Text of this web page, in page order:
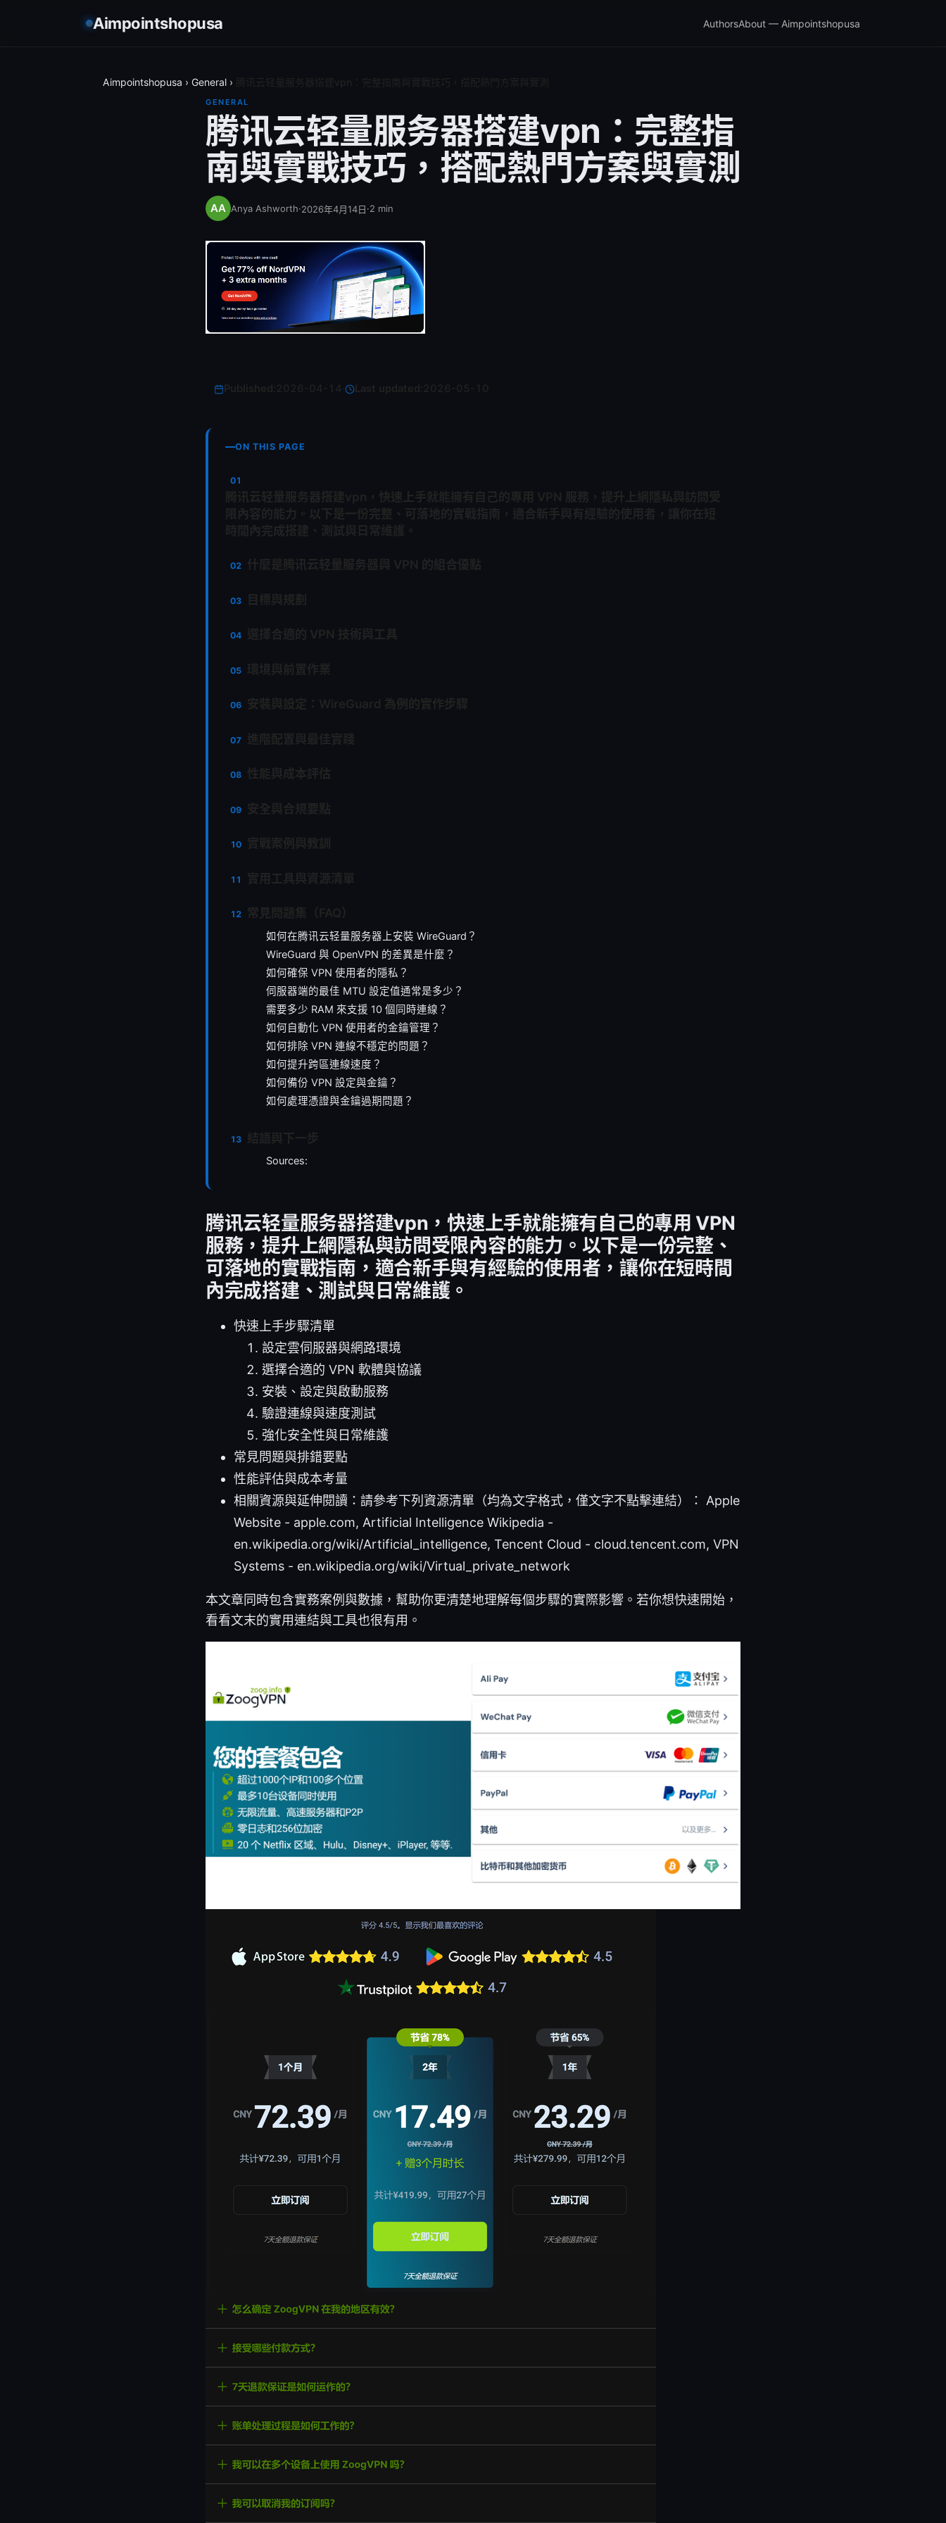
Aimpointshopusa AuthorsAbout — Aimpointshopusa
Aimpointshopusa › General ›
GENERAL
腾讯云轻量服务器搭建vpn：完整指
南與實戰技巧，搭配熱門方案與實測
Anya Ashworth·2026年4月14日·2 min
Last updated:
ON THIS PAGE
如何在腾讯云轻量服务器上安裝 WireGuard？
WireGuard 與 OpenVPN 的差異是什麼？
如何確保 VPN 使用者的隱私？
伺服器端的最佳 MTU 設定值通常是多少？
需要多少 RAM 來支援 10 個同時連線？
如何自動化 VPN 使用者的金鑰管理？
如何排除 VPN 連線不穩定的問題？
如何提升跨區連線速度？
如何備份 VPN 設定與金鑰？
如何處理憑證與金鑰過期問題？
Sources:
腾讯云轻量服务器搭建vpn，快速上手就能擁有自己的專用 VPN
服務，提升上網隱私與訪問受限內容的能力。以下是一份完整、
可落地的實戰指南，適合新手與有經驗的使用者，讓你在短時間
內完成搭建、測試與日常維護。
快速上手步驟清單
設定雲伺服器與網路環境
選擇合適的 VPN 軟體與協議
安裝、設定與啟動服務
驗證連線與速度測試
強化安全性與日常維護
常見問題與排錯要點
性能評估與成本考量
相關資源與延伸閱讀：請參考下列資源清單（均為文字格式，僅文字不點擊連結）： Apple
Website - apple.com, Artificial Intelligence Wikipedia -
en.wikipedia.org/wiki/Artificial_intelligence, Tencent Cloud - cloud.tencent.com, VPN
Systems - en.wikipedia.org/wiki/Virtual_private_network
本文章同時包含實務案例與數據，幫助你更清楚地理解每個步驟的實際影響。若你想快速開始，
看看文末的實用連結與工具也很有用。